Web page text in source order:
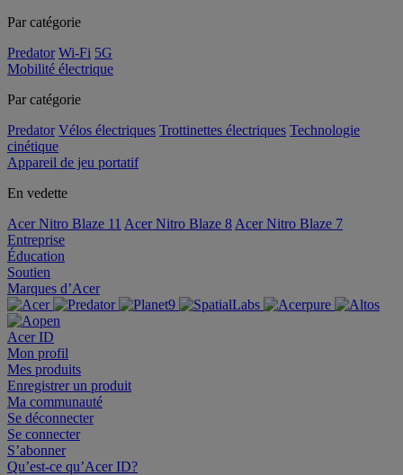
Par catégorie
Predator Wi-Fi 5G
Mobilité électrique
Par catégorie
Predator Vélos électriques Trottinettes électriques Technologie
cinétique
Appareil de jeu portatif
En vedette
Acer Nitro Blaze 11 Acer Nitro Blaze 8 Acer Nitro Blaze 7
Entreprise
Éducation
Soutien
Marques d’Acer
Acer ID
Mon profil
Mes produits
Enregistrer un produit
Ma communauté
Se déconnecter
Se connecter
S’abonner
Qu’est-ce qu’Acer ID?